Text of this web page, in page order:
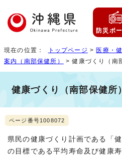
防災ポ
現在の位置： トップページ > 医療・
案内（南部保健所）
> 健康づくり（南
健康づくり（南部保健所）
ページ番号1008072
県民の健康づくり計画である「
の目標である平均寿命及び健康